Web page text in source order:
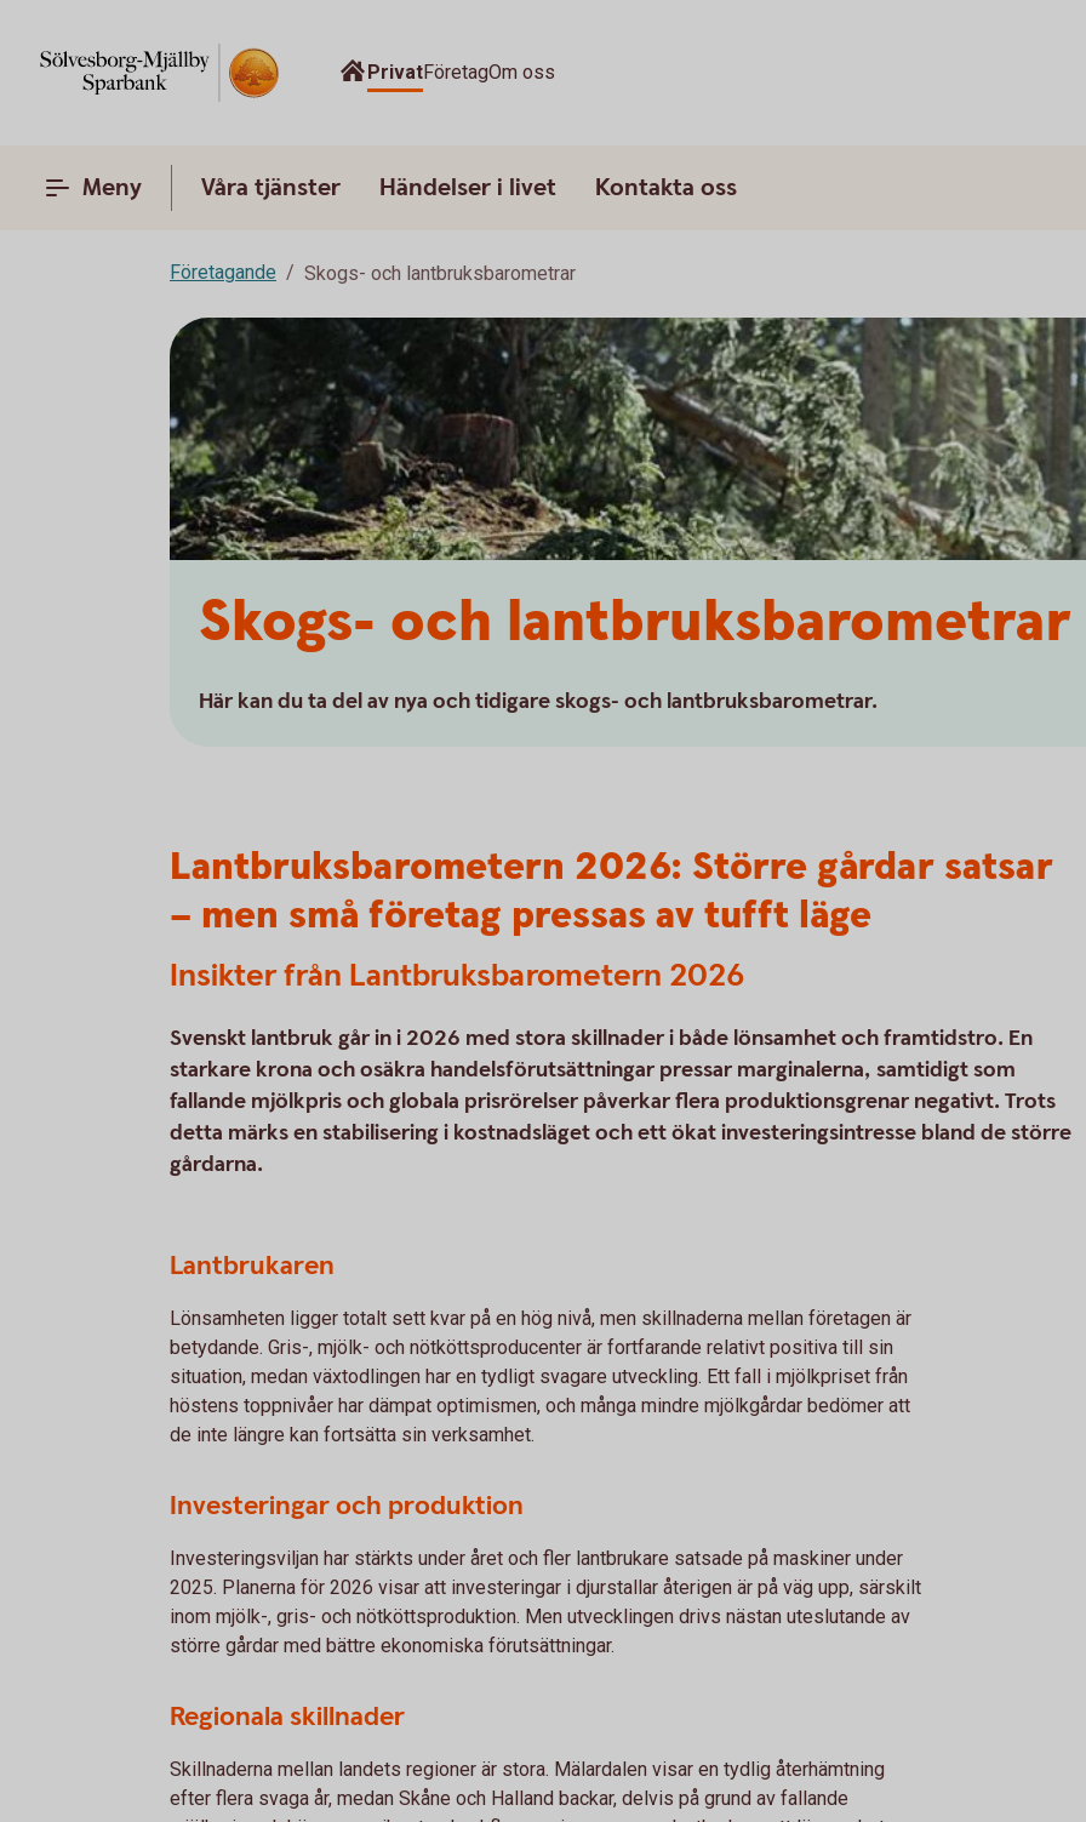
PrivatFöretagOm oss
Meny Våra tjänster Händelser i livet Kontakta oss
Företagande Skogs- och lantbruksbarometrar
Skogs- och lantbruksbarometrar
Här kan du ta del av nya och tidigare skogs- och lantbruksbarometrar.
Lantbruksbarometern 2026: Större gårdar satsar
– men små företag pressas av tufft läge
Insikter från Lantbruksbarometern 2026
Svenskt lantbruk går in i 2026 med stora skillnader i både lönsamhet och framtidstro. En
starkare krona och osäkra handelsförutsättningar pressar marginalerna, samtidigt som
fallande mjölkpris och globala prisrörelser påverkar flera produktionsgrenar negativt. Trots
detta märks en stabilisering i kostnadsläget och ett ökat investeringsintresse bland de större
gårdarna.
Lantbrukaren
Lönsamheten ligger totalt sett kvar på en hög nivå, men skillnaderna mellan företagen är
betydande. Gris-, mjölk- och nötköttsproducenter är fortfarande relativt positiva till sin
situation, medan växtodlingen har en tydligt svagare utveckling. Ett fall i mjölkpriset från
höstens toppnivåer har dämpat optimismen, och många mindre mjölkgårdar bedömer att
de inte längre kan fortsätta sin verksamhet.
Investeringar och produktion
Investeringsviljan har stärkts under året och fler lantbrukare satsade på maskiner under
2025. Planerna för 2026 visar att investeringar i djurstallar återigen är på väg upp, särskilt
inom mjölk-, gris- och nötköttsproduktion. Men utvecklingen drivs nästan uteslutande av
större gårdar med bättre ekonomiska förutsättningar.
Regionala skillnader
Skillnaderna mellan landets regioner är stora. Mälardalen visar en tydlig återhämtning
efter flera svaga år, medan Skåne och Halland backar, delvis på grund av fallande